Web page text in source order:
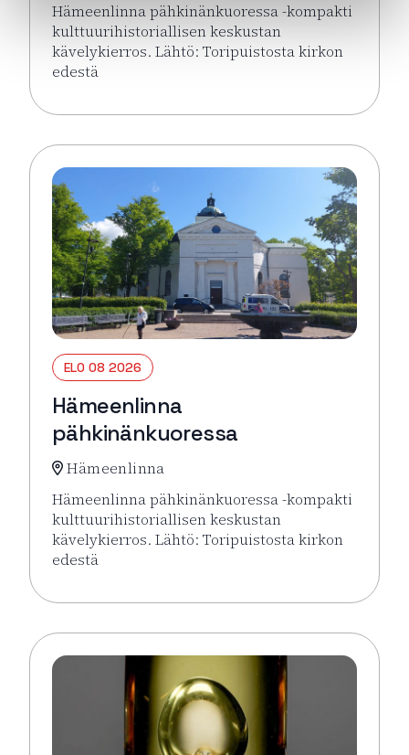
Hämeenlinna pähkinänkuoressa -kompakti
kulttuurihistoriallisen keskustan
kävelykierros. Lähtö: Toripuistosta kirkon
edestä
Lue lisää tapahtumasta Hämeenlinna
ELO 08 2026
Hämeenlinna
pähkinänkuoressa
Hämeenlinna
Hämeenlinna pähkinänkuoressa -kompakti
kulttuurihistoriallisen keskustan
kävelykierros. Lähtö: Toripuistosta kirkon
edestä
Lue lisää tapahtumasta Hämeenlinna